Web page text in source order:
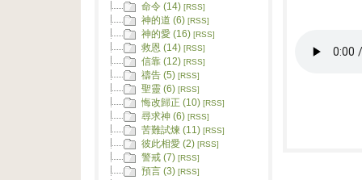
命令 (14) [RSS]
神的道 (6) [RSS]
神的愛 (16) [RSS]
救恩 (14) [RSS]
信靠 (12) [RSS]
禱告 (5) [RSS]
聖靈 (6) [RSS]
悔改歸正 (10) [RSS]
尋求神 (6) [RSS]
苦難試煉 (11) [RSS]
彼此相愛 (2) [RSS]
警戒 (7) [RSS]
預言 (3) [RSS]